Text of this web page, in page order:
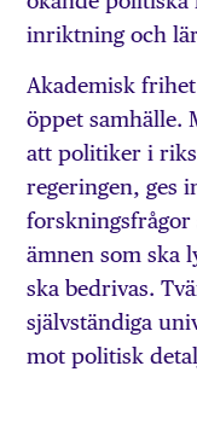
inriktning och
Akademisk
öppet samhälle.
att politiker i
regeringen, ges
ämnen som ska
ska bedrivas.
självständiga
mot politisk